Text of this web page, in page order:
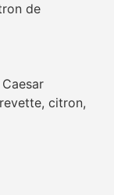
de
citron,